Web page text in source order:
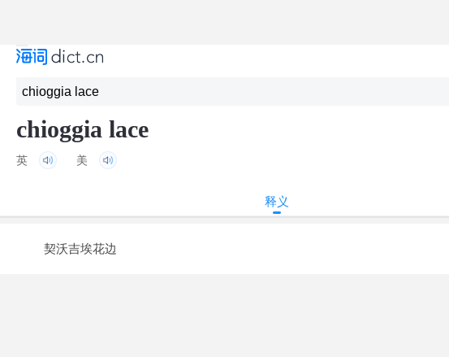
chioggia lace
英 美
释义
契沃吉埃花边